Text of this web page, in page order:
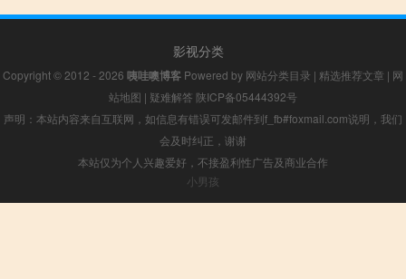
影视分类
Copyright © 2012 - 2026 咦哇噢博客 Powered by 网站分类目录 | 精选推荐文章 | 网
站地图 | 疑难解答 陕ICP备05444392号
声明：本站内容来自互联网，如信息有错误可发邮件到f_fb#foxmail.com说明，我们
会及时纠正，谢谢
本站仅为个人兴趣爱好，不接盈利性广告及商业合作
小男孩